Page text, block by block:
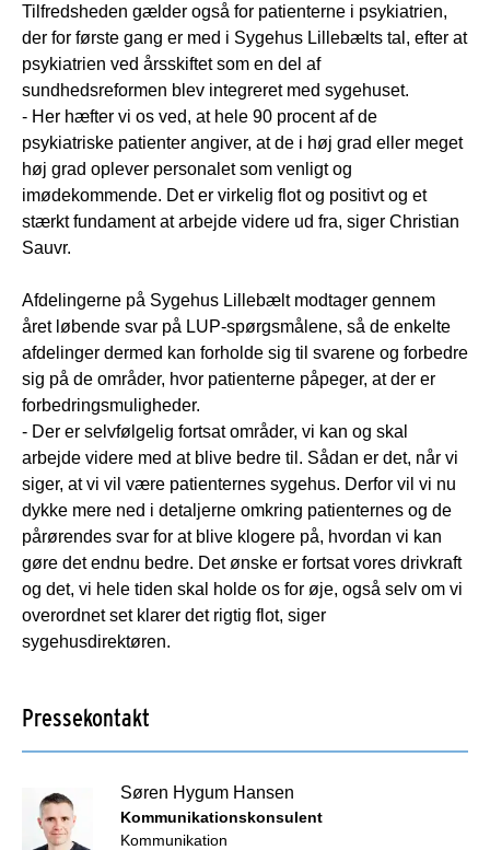
Tilfredsheden gælder også for patienterne i psykiatrien,
der for første gang er med i Sygehus Lillebælts tal, efter at
psykiatrien ved årsskiftet som en del af
sundhedsreformen blev integreret med sygehuset.
- Her hæfter vi os ved, at hele 90 procent af de
psykiatriske patienter angiver, at de i høj grad eller meget
høj grad oplever personalet som venligt og
imødekommende. Det er virkelig flot og positivt og et
stærkt fundament at arbejde videre ud fra, siger Christian
Sauvr.
Afdelingerne på Sygehus Lillebælt modtager gennem
året løbende svar på LUP-spørgsmålene, så de enkelte
afdelinger dermed kan forholde sig til svarene og forbedre
sig på de områder, hvor patienterne påpeger, at der er
forbedringsmuligheder.
- Der er selvfølgelig fortsat områder, vi kan og skal
arbejde videre med at blive bedre til. Sådan er det, når vi
siger, at vi vil være patienternes sygehus. Derfor vil vi nu
dykke mere ned i detaljerne omkring patienternes og de
pårørendes svar for at blive klogere på, hvordan vi kan
gøre det endnu bedre. Det ønske er fortsat vores drivkraft
og det, vi hele tiden skal holde os for øje, også selv om vi
overordnet set klarer det rigtig flot, siger
sygehusdirektøren.
Pressekontakt
Søren Hygum Hansen
Kommunikationskonsulent
Kommunikation